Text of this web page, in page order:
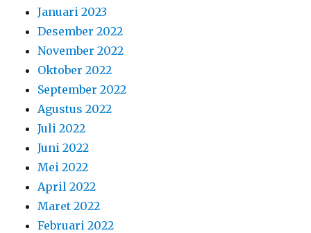
Januari 2023
Desember 2022
November 2022
Oktober 2022
September 2022
Agustus 2022
Juli 2022
Juni 2022
Mei 2022
April 2022
Maret 2022
Februari 2022